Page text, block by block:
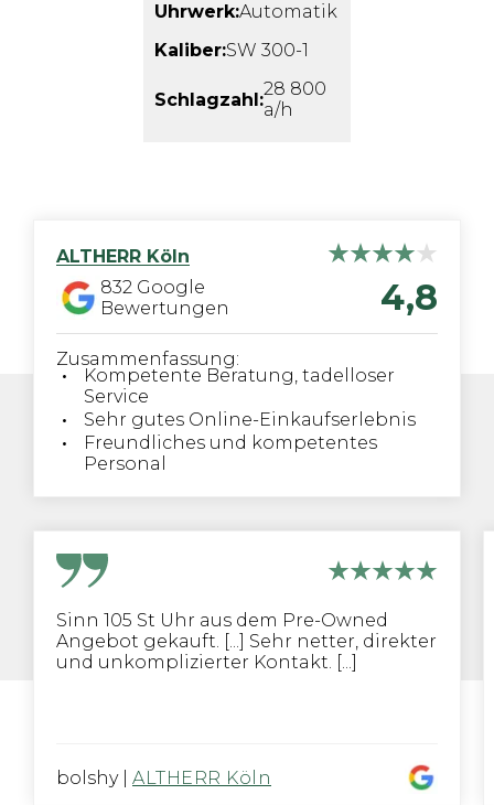
Uhrwerk:Automatik
Kaliber:SW 300-1
Schlagzahl:28 800
a/h
ALTHERR Köln
832 Google
Bewertungen
4,8
Zusammenfassung:
Kompetente Beratung, tadelloser
Service
Sehr gutes Online-Einkaufserlebnis
Freundliches und kompetentes
Personal
Sinn 105 St Uhr aus dem Pre-Owned
Angebot gekauft. [...] Sehr netter, direkter
und unkomplizierter Kontakt. [...]
bolshy| ALTHERR Köln